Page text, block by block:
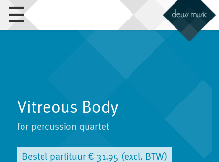
☰
Vitreous Body
for percussion quartet
Bestel partituur € 31.95 (excl. BTW)